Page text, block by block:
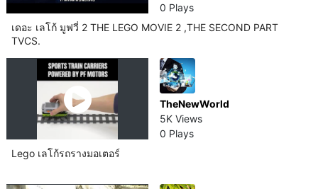
0 Plays
เดอะ เลโก้ มูฟวี่ 2 THE LEGO MOVIE 2 ,THE SECOND PART
TVCS.
TheNewWorld
5K Views
0 Plays
Lego เลโก้รถรางมอเตอร์